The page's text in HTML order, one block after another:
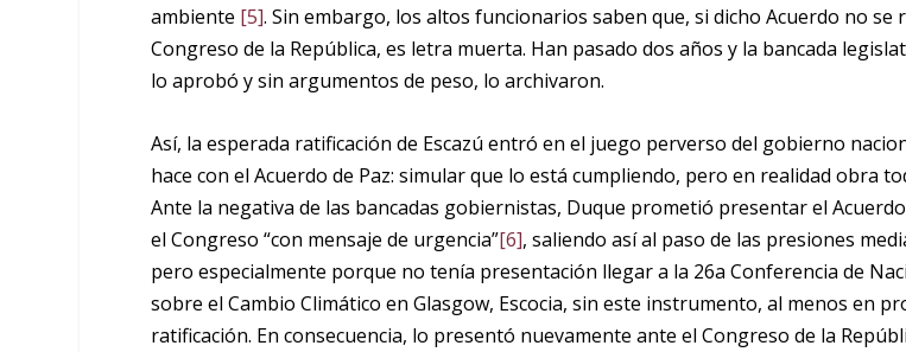
ambiente [5]. Sin embargo, los altos funcionarios saben que, si dicho Acuerdo no se
Congreso de la República, es letra muerta. Han pasado dos años y la bancada
lo aprobó y sin argumentos de peso, lo archivaron.
Así, la esperada ratificación de Escazú entró en el juego perverso del gobierno
hace con el Acuerdo de Paz: simular que lo está cumpliendo, pero en realidad obra
Ante la negativa de las bancadas gobiernistas, Duque prometió presentar el
el Congreso “con mensaje de urgencia”[6], saliendo así al paso de las presiones
pero especialmente porque no tenía presentación llegar a la 26a Conferencia de
sobre el Cambio Climático en Glasgow, Escocia, sin este instrumento, al menos en
ratificación. En consecuencia, lo presentó nuevamente ante el Congreso de la